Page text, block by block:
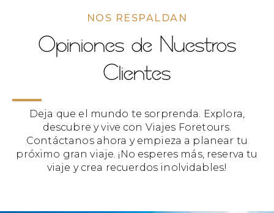
NOS RESPALDAN
Opiniones de Nuestros
Clientes
Deja que el mundo te sorprenda. Explora,
descubre y vive con Viajes Foretours.
Contáctanos ahora y empieza a planear tu
próximo gran viaje. ¡No esperes más, reserva tu
viaje y crea recuerdos inolvidables!